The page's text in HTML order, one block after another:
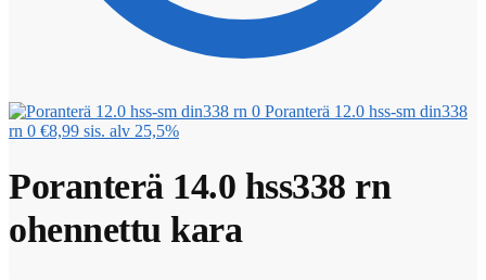
Poranterä 12.0 hss-sm din338
rn 0 €8,99 sis. alv 25,5%
Poranterä 14.0 hss338 rn
ohennettu kara